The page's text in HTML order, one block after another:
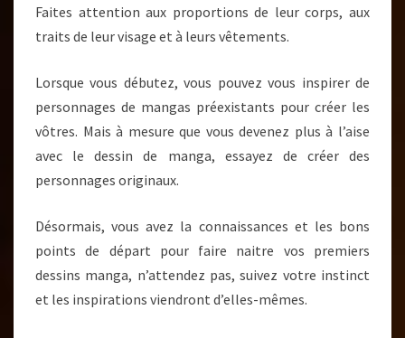
Faites attention aux proportions de leur corps, aux
traits de leur visage et à leurs vêtements.
Lorsque vous débutez, vous pouvez vous inspirer de
personnages de mangas préexistants pour créer les
vôtres. Mais à mesure que vous devenez plus à l’aise
avec le dessin de manga, essayez de créer des
personnages originaux.
Désormais, vous avez la connaissances et les bons
points de départ pour faire naitre vos premiers
dessins manga, n’attendez pas, suivez votre instinct
et les inspirations viendront d’elles-mêmes.